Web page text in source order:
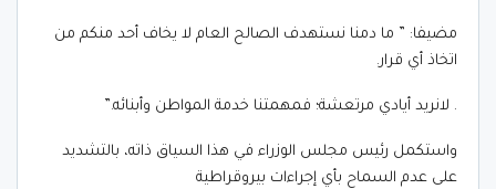
مضيفا: ” ما دمنا نستهدف الصالح العام لا يخاف أحد منكم من
اتخاذ أي قرار.
. لانريد أيادي مرتعشة؛ فمهمتنا خدمة المواطن وأبنائه.”
واستكمل رئيس مجلس الوزراء في هذا السياق ذاته، بالتشديد
على عدم السماح بأي إجراءات بيروقراطية